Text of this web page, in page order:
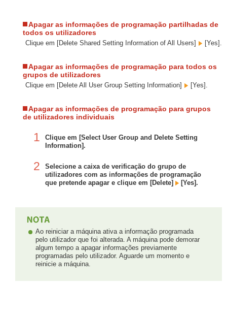
Apagar as informações de programação partilhadas de
todos os utilizadores
Clique em [Delete Shared Setting Information of All Users] [Yes].
Apagar as informações de programação para todos os
grupos de utilizadores
Clique em [Delete All User Group Setting Information] [Yes].
Apagar as informações de programação para grupos
de utilizadores individuais
1
Clique em [Select User Group and Delete Setting
Information].
2
Selecione a caixa de verificação do grupo de
utilizadores com as informações de programação
que pretende apagar e clique em [Delete]
[Yes].
Ao reiniciar a máquina ativa a informação programada
pelo utilizador que foi alterada. A máquina pode demorar
algum tempo a apagar informações previamente
programadas pelo utilizador. Aguarde um momento e
reinicie a máquina.